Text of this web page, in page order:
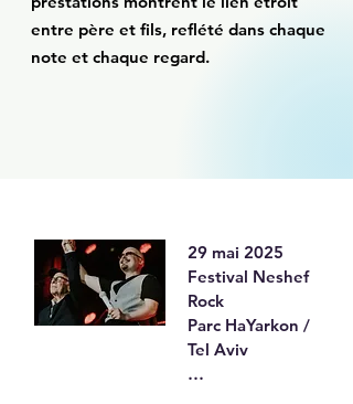
entre père et fils, reflété dans chaque
note et chaque regard.
29 mai 2025
Festival Neshef
Rock
Parc HaYarkon /
Tel Aviv